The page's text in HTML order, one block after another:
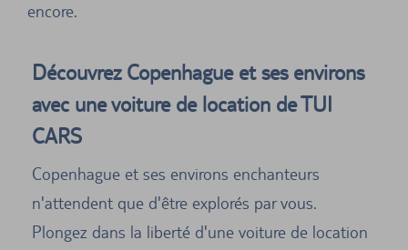
encore.
Découvrez Copenhague et ses environs
avec une voiture de location de TUI
CARS
Copenhague et ses environs enchanteurs
n'attendent que d'être explorés par vous.
Plongez dans la liberté d'une voiture de location